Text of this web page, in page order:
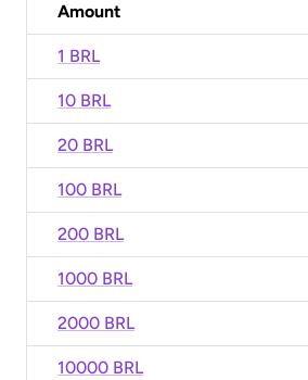
Amount
1 BRL
10 BRL
20 BRL
100 BRL
200 BRL
1000 BRL
2000 BRL
10000 BRL